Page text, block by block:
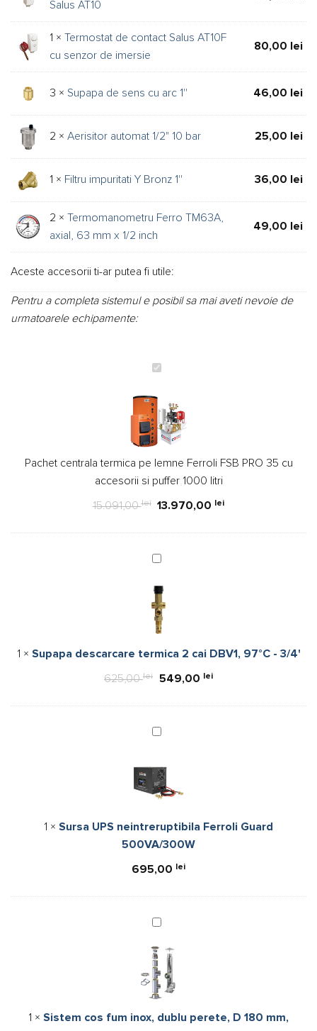
Salus AT10
1 × Termostat de contact Salus AT10F
cu senzor de imersie
80,00 lei
3 × Supapa de sens cu arc 1'' 46,00 lei
2 × Aerisitor automat 1/2" 10 bar 25,00 lei
1 × Filtru impuritati Y Bronz 1'' 36,00 lei
2 × Termomanometru Ferro TM63A,
axial, 63 mm x 1/2 inch
49,00 lei
Aceste accesorii ti-ar putea fi utile:
Pentru a completa sistemul e posibil sa mai aveti nevoie de
urmatoarele echipamente:
Pachet
termica
pe
lemne
Ferroli
FSB
PRO
35
accesorii
puffer
litri
Pachet centrala termica pe lemne Ferroli FSB PRO 35 cu
accesorii si puffer 1000 litri
15.091,00lei 13.970,00 lei
Supapa
termica
2
cai
97°C
-
1 × Supapa descarcare termica 2 cai DBV1, 97°C - 3/4'
625,00lei
Prețul
fost:
549,00 leiPrețul
Sursa
Ferroli
Guard
1 × Sursa UPS neintreruptibila Ferroli Guard
500VA/300W
695,00 lei
Sistem
fum
inox,
dublu
D
1 × Sistem cos fum inox, dublu perete, D 180 mm,